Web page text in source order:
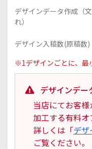
デザインデータ作成（
れ）
デザイン入稿数(原稿数)
※1デザインごとに、最
デザインデー
当店にてお客
加工する有料オ
詳しくは「デ
ご覧ください。